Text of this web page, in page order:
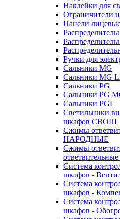
Наклейки для
Ограничители
Панели
Ручки для
Сальники MG
Сальники MG
Сальники PG
Сальники PG
Сальники PGL
Светильники
шкафов СВОШ
Сжимы
НАРОДНЫЕ
Сжимы
Система
шкафов -
Система
шкафов -
Система
шкафов -